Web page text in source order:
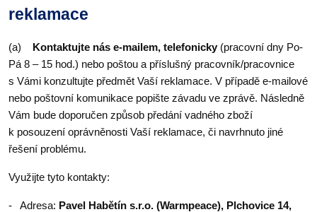
reklamace
(a) Kontaktujte nás e-mailem, telefonicky (pracovní dny Po-
Pá 8 – 15 hod.) nebo poštou a příslušný pracovník/pracovnice
s Vámi konzultujte předmět Vaší reklamace. V případě e-mailové
nebo poštovní komunikace popište závadu ve zprávě. Následně
Vám bude doporučen způsob předání vadného zboží
k posouzení oprávněnosti Vaší reklamace, či navrhnuto jiné
řešení problému.
Využijte tyto kontakty:
- Adresa: Pavel Habětín s.r.o. (Warmpeace), Plchovice 14,